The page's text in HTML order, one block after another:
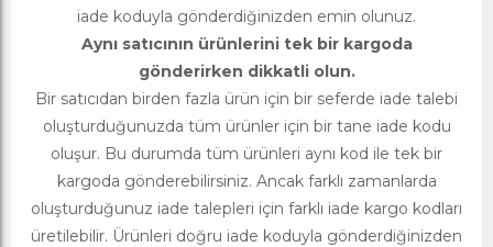
iade koduyla gönderdiğinizden emin olunuz.
Aynı satıcının ürünlerini tek bir kargoda
gönderirken dikkatli olun.
Bir satıcıdan birden fazla ürün için bir seferde iade talebi
oluşturduğunuzda tüm ürünler için bir tane iade kodu
oluşur. Bu durumda tüm ürünleri aynı kod ile tek bir
kargoda gönderebilirsiniz. Ancak farklı zamanlarda
oluşturduğunuz iade talepleri için farklı iade kargo kodları
üretilebilir. Ürünleri doğru iade koduyla gönderdiğinizden